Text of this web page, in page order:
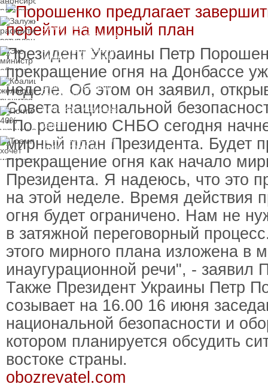
Залужный
раскритиковал
вступление Украины в
другие варианты
Экс-министр обороны
и бывший секретарь
СНБО Умеров получил
новую "вкусную"
должность
Коалиция желающих
рушится из-за ухода
двух главных
сторонников Украины
Почти 40% украинцев
планируют сменить
работу
Трамп хочет изменить
законопроект об
против России
Президент Украины Петр
прекращение огня на Донбассе
неделе. Об этом он заявил,
Совета национальной
"По решению СНБО сегодня
мирный план Президента. Будет
прекращение огня как начало
Президента. Я надеюсь, что это
на этой неделе. Время действия
огня будет ограничено. Нам не
в затяжной переговорный
этого мирного плана изложена в
инаугурационной речи", - заявил
Также Президент Украины Петр
созывает на 16.00 16 июня
национальной безопасности и
котором планируется обсудить
востоке страны.
obozrevatel.com